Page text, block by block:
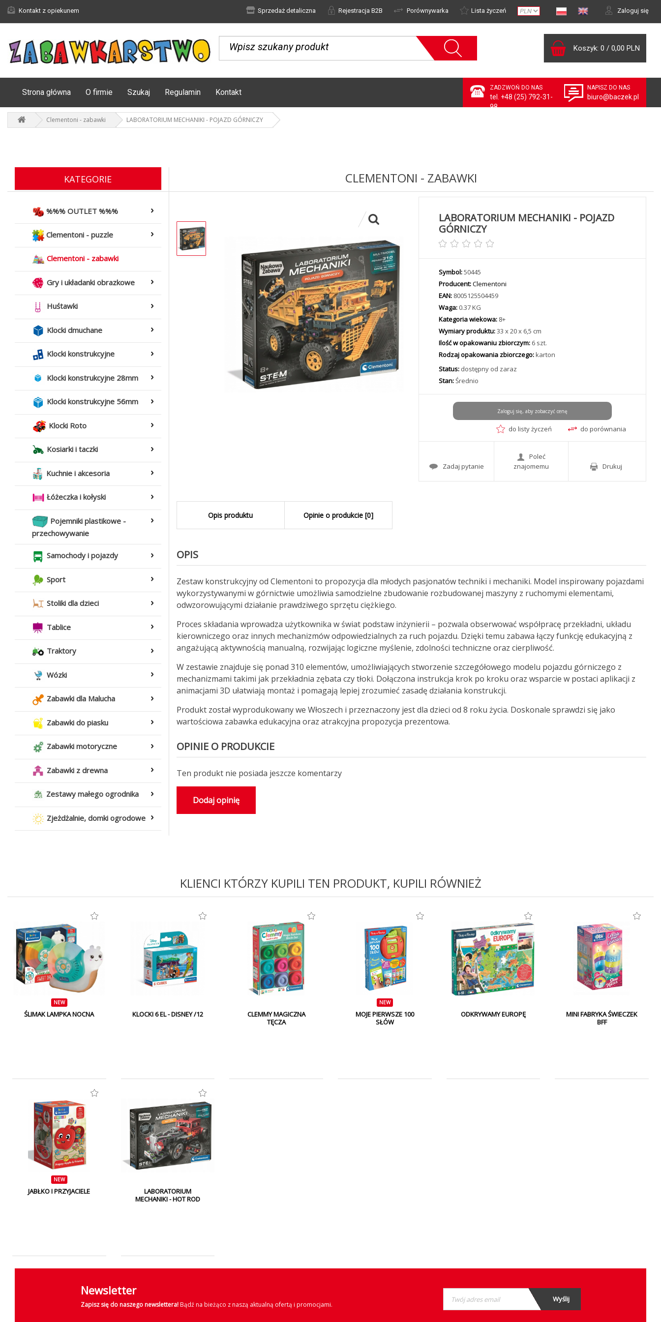
Kontakt z opiekunem Sprzedaż detaliczna Rejestracja B2B Porównywarka Lista życzeń Zaloguj się
Koszyk: 0 / 0,00 PLN
Strona główna O firmie Szukaj Regulamin Kontakt
NAPISZ DO NAS
biuro@baczek.pl
ZADZWOŃ DO NAS
tel. +48 (25) 792-31-
98
Clementoni - zabawki LABORATORIUM MECHANIKI - POJAZD GÓRNICZY
KATEGORIE
%%% OUTLET %%%
Clementoni - puzzle
Clementoni - zabawki
Gry i układanki obrazkowe
Huśtawki
Klocki dmuchane
Klocki konstrukcyjne
Klocki konstrukcyjne 28mm
Klocki konstrukcyjne 56mm
Klocki Roto
Kosiarki i taczki
Kuchnie i akcesoria
Łóżeczka i kołyski
Pojemniki plastikowe -
przechowywanie
Samochody i pojazdy
Sport
Stoliki dla dzieci
Tablice
Traktory
Wózki
Zabawki dla Malucha
Zabawki do piasku
Zabawki motoryczne
Zabawki z drewna
Zestawy małego ogrodnika
Zjeżdżalnie, domki ogrodowe
CLEMENTONI - ZABAWKI
LABORATORIUM MECHANIKI - POJAZD
GÓRNICZY
Symbol:50445
Producent:Clementoni
EAN: 8005125504459
Waga: 0.37 KG
Kategoria wiekowa: 8+
Wymiary produktu:33 x 20 x 6,5 cm
Ilość w opakowaniu zbiorczym: 6 szt.
Rodzaj opakowania zbiorczego:karton
Status: dostępny od zaraz
Stan:Średnio
Zaloguj się, aby zobaczyć cenę
do listy życzeń do porównania
Zadaj pytanie
Poleć
znajomemu
Drukuj
Opis produktu Opinie o produkcie [0]
OPIS
Zestaw konstrukcyjny od Clementoni to propozycja dla młodych pasjonatów techniki i mechaniki. Model inspirowany pojazdami
wykorzystywanymi w górnictwie umożliwia samodzielne zbudowanie rozbudowanej maszyny z ruchomymi elementami,
odwzorowującymi działanie prawdziwego sprzętu ciężkiego.
Proces składania wprowadza użytkownika w świat podstaw inżynierii – pozwala obserwować współpracę przekładni, układu
kierowniczego oraz innych mechanizmów odpowiedzialnych za ruch pojazdu. Dzięki temu zabawa łączy funkcję edukacyjną z
angażującą aktywnością manualną, rozwijając logiczne myślenie, zdolności techniczne oraz cierpliwość.
W zestawie znajduje się ponad 310 elementów, umożliwiających stworzenie szczegółowego modelu pojazdu górniczego z
mechanizmami takimi jak przekładnia zębata czy tłoki. Dołączona instrukcja krok po kroku oraz wsparcie w postaci aplikacji z
animacjami 3D ułatwiają montaż i pomagają lepiej zrozumieć zasadę działania konstrukcji.
Produkt został wyprodukowany we Włoszech i przeznaczony jest dla dzieci od 8 roku życia. Doskonale sprawdzi się jako
wartościowa zabawka edukacyjna oraz atrakcyjna propozycja prezentowa.
OPINIE O PRODUKCIE
Ten produkt nie posiada jeszcze komentarzy
Dodaj opinię
KLIENCI KTÓRZY KUPILI TEN PRODUKT, KUPILI RÓWNIEŻ
NEW
ŚLIMAK LAMPKA NOCNA KLOCKI 6 EL - DISNEY /12
CLEMMY MAGICZNA
TĘCZA
NEW
MOJE PIERWSZE 100
SŁÓW
ODKRYWAMY EUROPĘ
MINI FABRYKA ŚWIECZEK
BFF
NEW
JABŁKO I PRZYJACIELE
LABORATORIUM
MECHANIKI - HOT ROD
Newsletter
Zapisz się do naszego newslettera!Bądź na bieżąco z naszą aktualną ofertą i promocjami.